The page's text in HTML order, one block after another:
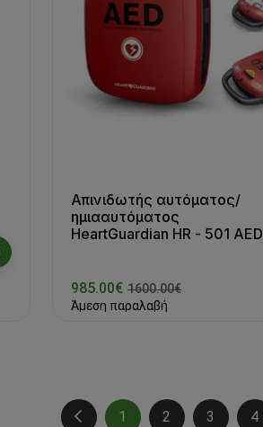
Απινιδωτής αυτόματος/
ημιααυτόματος
HeartGuardian HR - 501 AED
985.00€ 1600.00€
Άμεση παραλαβή
1 2 3 4